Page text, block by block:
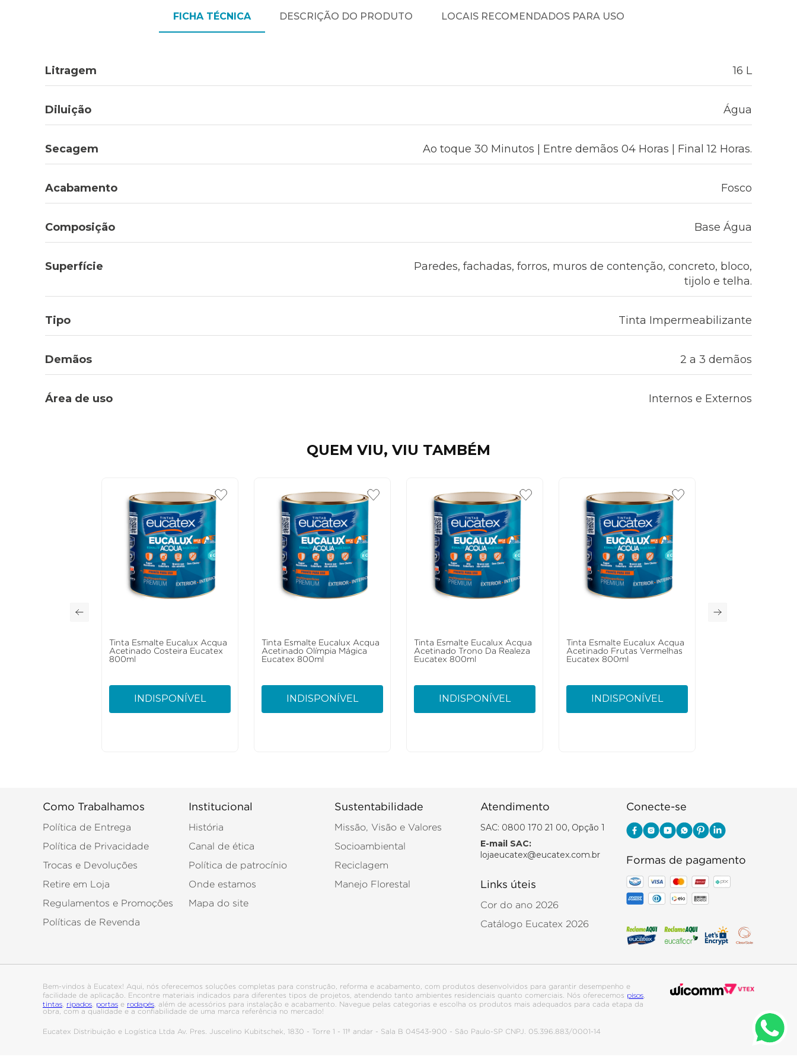
FICHA TÉCNICA DESCRIÇÃO DO PRODUTO LOCAIS RECOMENDADOS PARA USO
Litragem 16 L
Diluição Água
Secagem Ao toque 30 Minutos | Entre demãos 04 Horas | Final 12 Horas.
Acabamento Fosco
Composição Base Água
Superfície
Paredes, fachadas, forros, muros de contenção, concreto, bloco,
tijolo e telha.
Tipo Tinta Impermeabilizante
Demãos 2 a 3 demãos
Área de uso Internos e Externos
QUEM VIU, VIU TAMBÉM
Tinta Esmalte Eucalux Acqua
Acetinado Costeira Eucatex
800ml
INDISPONÍVEL
Tinta Esmalte Eucalux Acqua
Acetinado Olímpia Mágica
Eucatex 800ml
INDISPONÍVEL
Tinta Esmalte Eucalux Acqua
Acetinado Trono Da Realeza
Eucatex 800ml
INDISPONÍVEL
Tinta Esmalte Eucalux Acqua
Acetinado Frutas Vermelhas
Eucatex 800ml
INDISPONÍVEL
Como Trabalhamos
Política de Entrega
Política de Privacidade
Trocas e Devoluções
Retire em Loja
Regulamentos e Promoções
Políticas de Revenda
Institucional
História
Canal de ética
Política de patrocínio
Onde estamos
Mapa do site
Sustentabilidade
Missão, Visão e Valores
Socioambiental
Reciclagem
Manejo Florestal
Atendimento
SAC: 0800 170 21 00, Opção 1
E-mail SAC:
lojaeucatex@eucatex.com.br
Links úteis
Cor do ano 2026
Catálogo Eucatex 2026
Conecte-se
Formas de pagamento
Bem-vindos à Eucatex! Aqui, nós oferecemos soluções completas para construção, reforma e acabamento, com produtos desenvolvidos para garantir desempenho e
facilidade de aplicação. Encontre materiais indicados para diferentes tipos de projetos, atendendo tanto ambientes residenciais quanto comerciais. Nós oferecemos pisos
tintas ripados portas e rodapés , além de acessórios para instalação e acabamento. Navegue pelas categorias e escolha os produtos mais adequados para cada etapa da
obra, com a qualidade e a confiabilidade de uma marca referência no mercado!
Eucatex Distribuição e Logística Ltda Av. Pres. Juscelino Kubitschek, 1830 - Torre 1 - 11º andar - Sala B 04543-900 - São Paulo-SP CNPJ. 05.396.883/0001-14